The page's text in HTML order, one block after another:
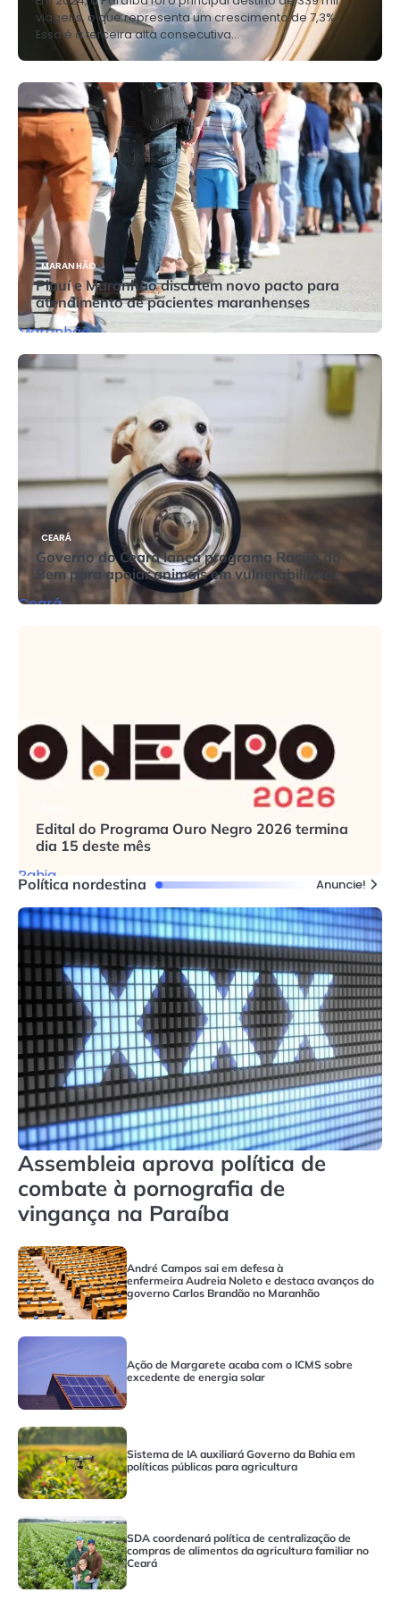
Política nordestina Anuncie!
Assembleia aprova política de
combate à pornografia de
vingança na Paraíba
Maranhão
André Campos sai em defesa à
enfermeira Audreia Noleto e destaca avanços do
governo Carlos Brandão no Maranhão
Piauí
Ação de Margarete acaba com o ICMS sobre
excedente de energia solar
Bahia
Sistema de IA auxiliará Governo da Bahia em
políticas públicas para agricultura
Ceará
SDA coordenará política de centralização de
compras de alimentos da agricultura familiar no
Ceará
viagens, o que representa um crescimento de 7,3%.
Essa é a terceira alta consecutiva…
Maranhão
MARANHÃO
Piauí e Maranhão discutem novo pacto para
atendimento de pacientes maranhenses
Ceará
CEARÁ
Governo do Ceará lança programa Ração do
Bem para apoiar animais em vulnerabilidade
Bahia
Edital do Programa Ouro Negro 2026 termina
dia 15 deste mês